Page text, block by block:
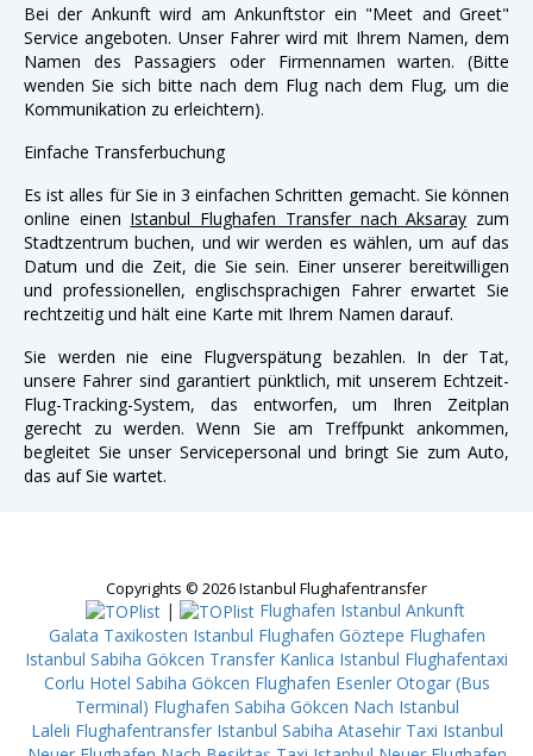
Bei der Ankunft wird am Ankunftstor ein "Meet and Greet"
Service angeboten. Unser Fahrer wird mit Ihrem Namen, dem
Namen des Passagiers oder Firmennamen warten. (Bitte
wenden Sie sich bitte nach dem Flug nach dem Flug, um die
Kommunikation zu erleichtern).
Einfache Transferbuchung
Es ist alles für Sie in 3 einfachen Schritten gemacht. Sie können
online einen Istanbul Flughafen Transfer nach Aksaray zum
Stadtzentrum buchen, und wir werden es wählen, um auf das
Datum und die Zeit, die Sie sein. Einer unserer bereitwilligen
und professionellen, englischsprachigen Fahrer erwartet Sie
rechtzeitig und hält eine Karte mit Ihrem Namen darauf.
Sie werden nie eine Flugverspätung bezahlen. In der Tat,
unsere Fahrer sind garantiert pünktlich, mit unserem Echtzeit-
Flug-Tracking-System, das entworfen, um Ihren Zeitplan
gerecht zu werden. Wenn Sie am Treffpunkt ankommen,
begleitet Sie unser Servicepersonal und bringt Sie zum Auto,
das auf Sie wartet.
Copyrights © 2026 Istanbul Flughafentransfer
|
Flughafen Istanbul Ankunft
Galata Taxikosten Istanbul Flughafen Göztepe Flughafen
Istanbul Sabiha Gökcen Transfer Kanlica Istanbul Flughafentaxi
Corlu Hotel Sabiha Gökcen Flughafen Esenler Otogar (Bus
Terminal) Flughafen Sabiha Gökcen Nach Istanbul
Laleli Flughafentransfer Istanbul Sabiha Atasehir Taxi Istanbul